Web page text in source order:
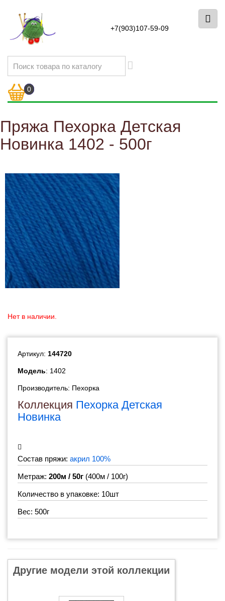
+7(903)107-59-09
0
Пряжа Пехорка Детская
Новинка 1402 - 500г
Нет в наличии.
Артикул: 144720
Модель: 1402
Производитель: Пехорка
Коллекция Пехорка Детская
Новинка
Состав пряжи: акрил 100%
Метраж: 200м / 50г (400м / 100г)
Количество в упаковке: 10шт
Вес: 500г
Другие модели этой коллекции